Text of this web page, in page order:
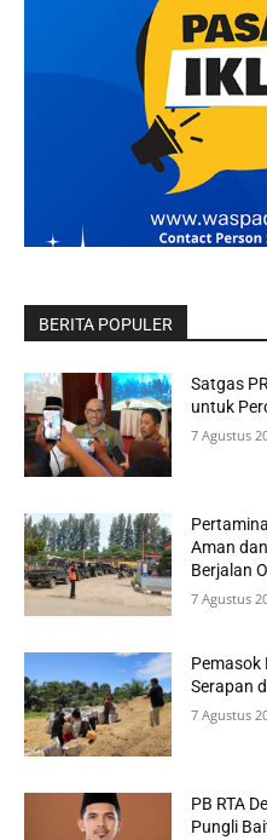
BERITA POPULER
Satgas
untuk
7 Agustus
Aman
Berjalan
7 Agustus
Pemasok
Serapan
7 Agustus
PB RTA
Pungli